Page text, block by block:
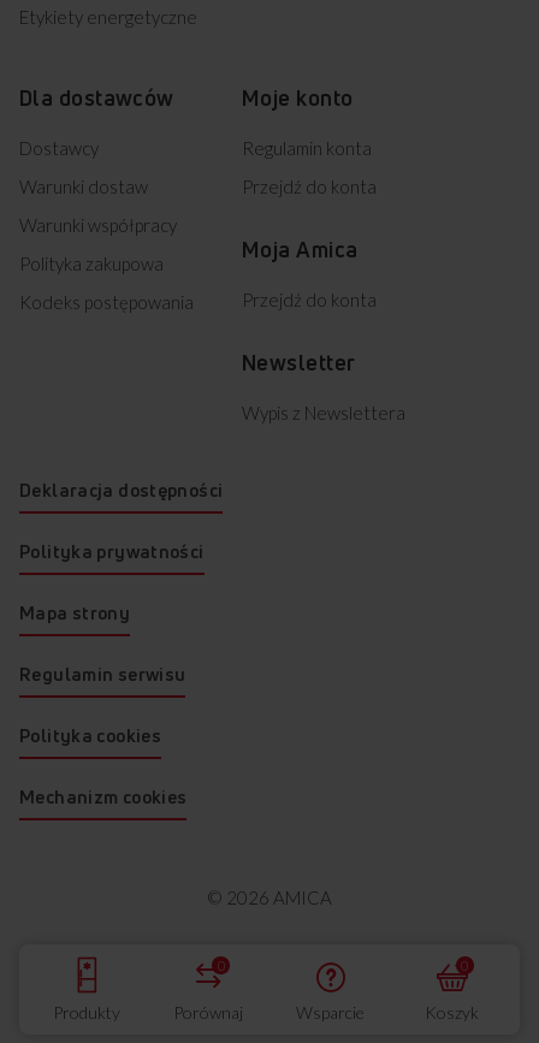
Produkty Porównaj
0
Wsparcie Koszyk
0
Etykiety energetyczne
Dla dostawców
Dostawcy
Warunki dostaw
Warunki współpracy
Polityka zakupowa
Kodeks postępowania
Moje konto
Regulamin konta
Przejdź do konta
Moja Amica
Przejdź do konta
Newsletter
Wypis z Newslettera
© 2026 AMICA
Deklaracja dostępności
Polityka prywatności
Mapa strony
Regulamin serwisu
Polityka cookies
Mechanizm cookies